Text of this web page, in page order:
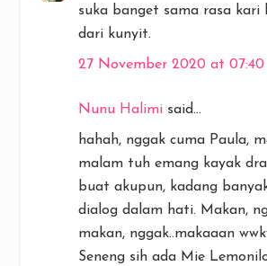
suka banget sama rasa kari
dari kunyit.
27 November 2020 at 07:40
Nunu Halimi said...
hahah, nggak cuma Paula,
malam tuh emang kayak
buat akupun, kadang
dialog dalam hati. Makan,
makan, nggak..makaaan
Seneng sih ada Mie